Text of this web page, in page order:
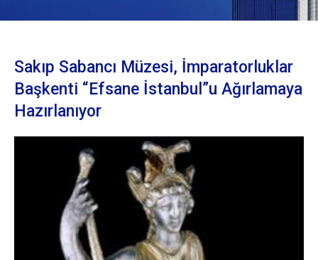
Sakıp Sabancı Müzesi, İmparatorluklar
Başkenti “Efsane İstanbul”u Ağırlamaya
Hazırlanıyor